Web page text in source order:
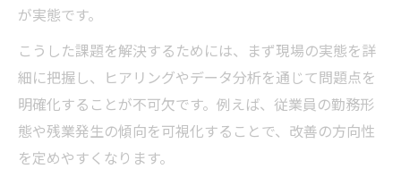
順位付け
食品工場の現場改善に有効なコンサルタン
トの提案
食品製造業コンサルタントが伝える業務標
が実態です。
こうした課題を解決するためには、まず現場の実態を詳
細に把握し、ヒアリングやデータ分析を通じて問題点を
明確化することが不可欠です。例えば、従業員の勤務形
態や残業発生の傾向を可視化することで、改善の方向性
を定めやすくなります。